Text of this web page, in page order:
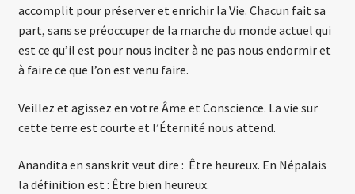
accomplit pour préserver et enrichir la Vie. Chacun fait sa
part, sans se préoccuper de la marche du monde actuel qui
est ce qu’il est pour nous inciter à ne pas nous endormir et
à faire ce que l’on est venu faire.
Veillez et agissez en votre Âme et Conscience. La vie sur
cette terre est courte et l’Éternité nous attend.
Anandita en sanskrit veut dire : Être heureux. En Népalais
la définition est : Être bien heureux.